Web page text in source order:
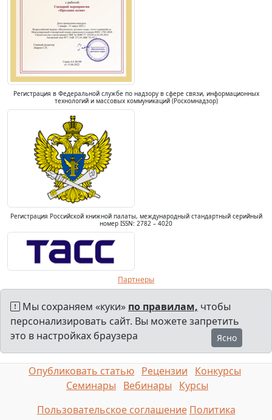
Регистрация в Федеральной службе по надзору в сфере связи, информационных
технологий и массовых коммуникаций (Роскомнадзор)
Регистрация Российской книжной палаты, международный стандартный серийный
номер ISSN: 2782 – 4020
Партнеры
Мы сохраняем «куки» по правилам, чтобы
персонализировать сайт. Вы можете запретить
это в настройках браузера
Ясно
Опубликовать статью Рецензии
Конкурсы
Семинары
Вебинары
Курсы
Пользовательское соглашение Политика